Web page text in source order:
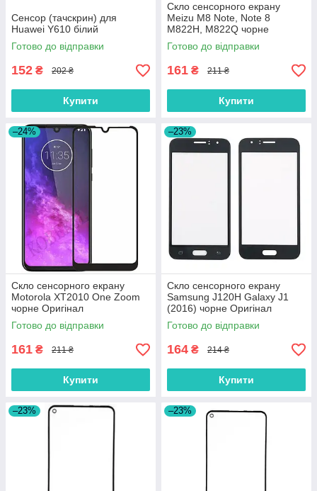
Сенсор (тачскрин) для
Huawei Y610 білий
Готово до відправки
152 ₴ 202 ₴
Купити
Скло сенсорного екрану
Meizu M8 Note, Note 8
M822H, M822Q чорне
Оригінал
Готово до відправки
161 ₴ 211 ₴
Купити
–24%
Скло сенсорного екрану
Motorola XT2010 One Zoom
чорне Оригінал
Готово до відправки
161 ₴ 211 ₴
Купити
–23%
Скло сенсорного екрану
Samsung J120H Galaxy J1
(2016) чорне Оригінал
Готово до відправки
164 ₴ 214 ₴
Купити
–23% –23%